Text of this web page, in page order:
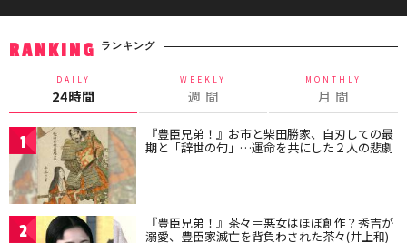
RANKING ランキング
DAILY
24時間
WEEKLY
週 間
MONTHLY
月 間
1 『豊臣兄弟！』お市と柴田勝家、自刃しての最
期と「辞世の句」…運命を共にした２人の悲劇
2 『豊臣兄弟！』茶々＝悪女はほぼ創作？秀吉が
溺愛、豊臣家滅亡を背負わされた茶々(井上和)